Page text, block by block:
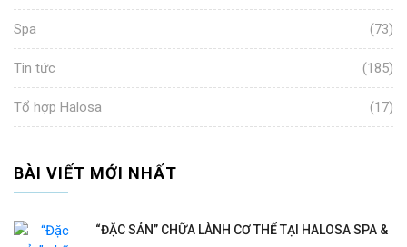
Spa (73)
Tin tức (185)
Tổ hợp Halosa (17)
BÀI VIẾT MỚI NHẤT
“ĐẶC SẢN” CHỮA LÀNH CƠ THỂ TẠI HALOSA SPA &